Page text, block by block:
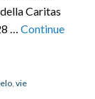
Caritas
… Continue
, vie